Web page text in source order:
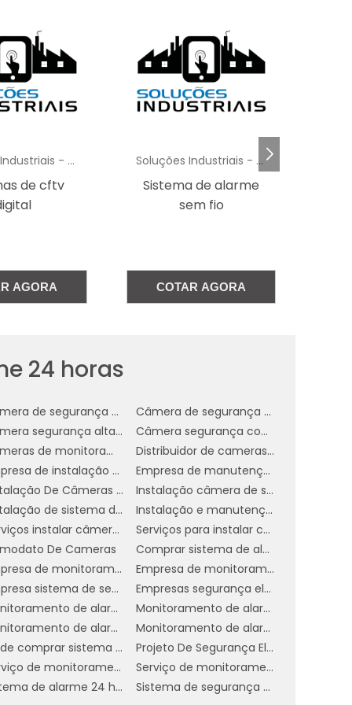
Soluções Industriais - AC
de cftv
AGORA
Soluções Industriais - AC
Sistema de alarme
sem fio
COTAR AGORA
24 horas
Câmera de segurança empresa
Câmera de segurança para comércio
Câmera segurança alta definição
Câmera segurança com infravermelho
Câmeras de monitoramento empresarial
Distribuidor de cameras de segurança em sp
Empresa de instalação de câmera de segurança
Empresa de manutenção de cftv
Instalação De Câmeras De Vigilância
Instalação câmera de segurança
Instalação de sistema de segurança
Instalação e manutenção de cftv
Serviços instalar câmera de segurança
Serviços para instalar câmeras de segurança
De Cameras
Comprar sistema de alarme 24 horas
Empresa de monitoramento de alarmes
Empresa de monitoramento de alarmes 24 horas
Empresa sistema de segurança 24h
Empresas segurança eletrônica
Monitoramento de alarme 24 horas industrial
Monitoramento de alarme 24 horas serviço
Monitoramento de alarmes
Monitoramento de alarmes 24 horas empresarial
Onde comprar sistema de alarme 24h
Projeto De Segurança Eletrônica
Serviço de monitoramento de alarme 24 horas
Serviço de monitoramento de alarmes 24h
Sistema de alarme 24 horas
Sistema de segurança alarme